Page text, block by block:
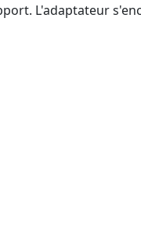
L'adaptateur